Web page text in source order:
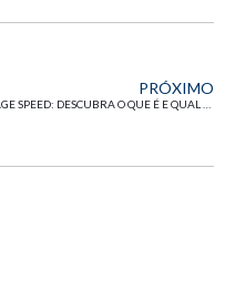
PRÓXIMO